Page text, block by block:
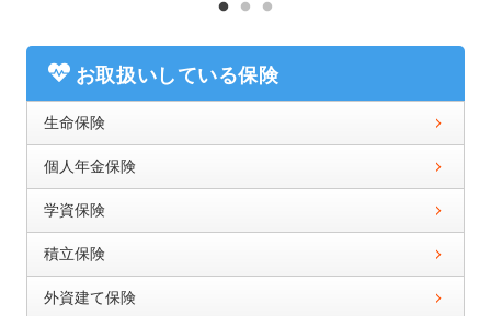
お取扱いしている保険
生命保険
個人年金保険
学資保険
積立保険
外資建て保険